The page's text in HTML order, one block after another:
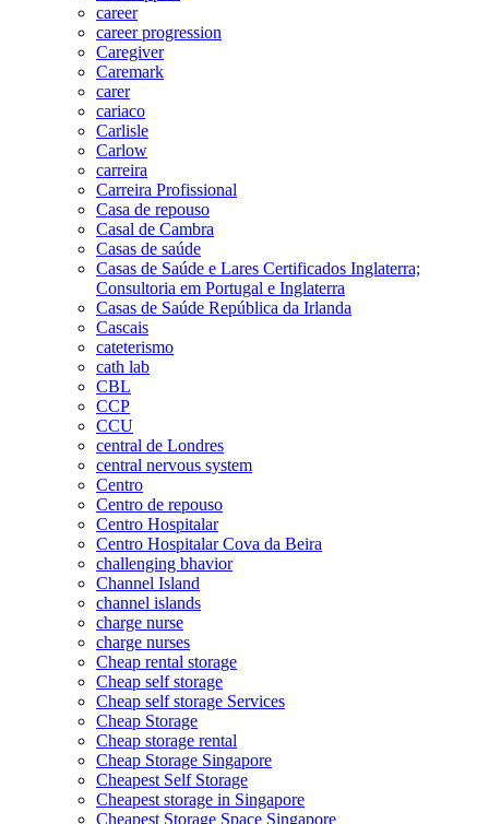
career
career progression
Caregiver
Caremark
carer
cariaco
Carlisle
Carlow
carreira
Carreira Profissional
Casa de repouso
Casal de Cambra
Casas de saúde
Casas de Saúde e Lares Certificados Inglaterra;
Consultoria em Portugal e Inglaterra
Casas de Saúde República da Irlanda
Cascais
cateterismo
cath lab
CBL
CCP
CCU
central de Londres
central nervous system
Centro
Centro de repouso
Centro Hospitalar
Centro Hospitalar Cova da Beira
challenging bhavior
Channel Island
channel islands
charge nurse
charge nurses
Cheap rental storage
Cheap self storage
Cheap self storage Services
Cheap Storage
Cheap storage rental
Cheap Storage Singapore
Cheapest Self Storage
Cheapest storage in Singapore
Cheapest Storage Space Singapore